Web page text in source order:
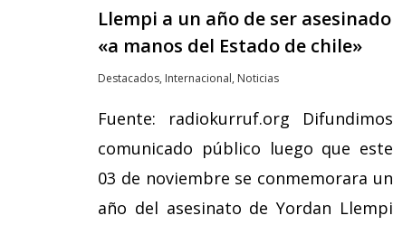
Llempi a un año de ser asesinado
«a manos del Estado de chile»
Destacados, Internacional, Noticias
Fuente: radiokurruf.org Difundimos
comunicado público luego que este
03 de noviembre se conmemorara un
año del asesinato de Yordan Llempi